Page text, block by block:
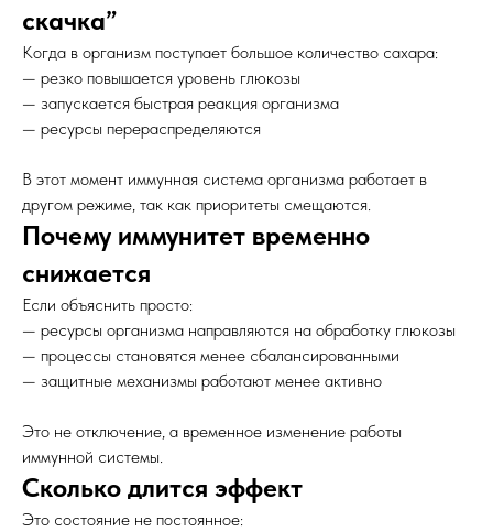
скачка”
Когда в организм поступает большое количество сахара:
— резко повышается уровень глюкозы
— запускается быстрая реакция организма
— ресурсы перераспределяются
В этот момент иммунная система организма работает в
другом режиме, так как приоритеты смещаются.
Почему иммунитет временно
снижается
Если объяснить просто:
— ресурсы организма направляются на обработку глюкозы
— процессы становятся менее сбалансированными
— защитные механизмы работают менее активно
Это не отключение, а временное изменение работы
иммунной системы.
Сколько длится эффект
Это состояние не постоянное: